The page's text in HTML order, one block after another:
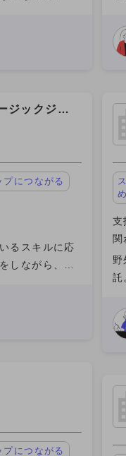
。案件の獲得
ジックジャ
につながる
るスキルに応
しながら、会
を行い、一人
につながる
か
支
野
託
細